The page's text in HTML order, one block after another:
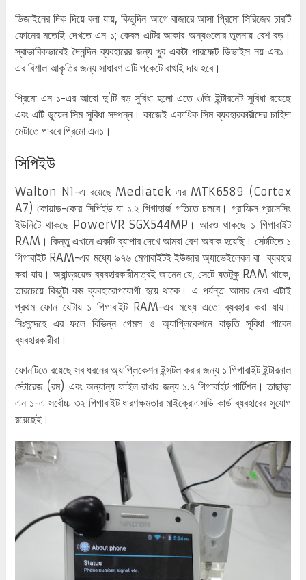
ডিজাইনের দিক দিয়ে বলা যায়, কিছুদিন আগে বাজারে আসা প্রিমো সিরিজের চারটি
ফোনের মতোই দেখতে এন ১; কেবল এটির আকার অন্যগুলোর তুলনায় বেশ বড়।
স্বাভাবিকভাবেই দৈনন্দিন ব্যবহারের জন্য খুব একটা পারফেক্ট ডিভাইস নয় এন১।
এর বিশাল আকৃতির জন্য সাধারণ এটি পকেটে রাখাই দায় হবে।
প্রিমো এন ১-এর আরো দু’টি বড় সুবিধা হলো এতে ৩জি ইন্টারনেট সুবিধা রয়েছে
এবং এটি ডুয়েল সিম সুবিধা সম্পন্ন। কাজেই একাধিক সিম ব্যবহারকারীদের চাহিদা
মেটাতে পারবে প্রিমো এন১।
সিপিইউ
Walton N1-এ রয়েছে Mediatek এর MTK6589 (Cortex
A7) কোয়াড-কোর সিপিইউ যা ১.২ গিগাহার্জ গতিতে চলবে। গ্রাফিক্স প্রসেসিং
ইউনিটে থাকছে PowerVR SGX544MP। আরও থাকছে ১ গিগাবাইট
RAM। কিন্তু এখানে একটি ব্যাপার দেখে আমরা বেশ অবাক হয়েছি। সেটটিতে ১
গিগাবাইট RAM-এর মধ্যে ৯৭৬ মেগাবাইটই ইউজার অ্যাভেইলেবল বা ব্যবহার
করা যায়। অ্যান্ড্রয়েড ব্যবহারকারীমাত্রই জানেন যে, সেটে যতটুকু RAM থাকে,
তারচেয়ে কিছুটা কম ব্যবহারোপযোগী হয়ে থাকে। এ পর্যন্ত আমার দেখা এটাই
প্রথম ফোন যেটায় ১ গিগাবাইট RAM-এর মধ্যে এতো ব্যবহার করা যায়।
নিঃসন্দেহে এর ফলে বিভিন্ন গেমস ও অ্যাপ্লিকেশনে বাড়তি সুবিধা পাবেন
ব্যবহারকারীরা।
ফোনটিতে রয়েছে সব ধরনের অ্যাপ্লিকেশন ইন্সটল করার জন্য ১ গিগাবাইট ইন্টারনাল
স্টোরেজ (রম) এবং অন্যান্য ফাইল রাখার জন্য ১.৭ গিগাবাইট পার্টিশন। তাছাড়া
এন ১-এ সর্বোচ্চ ৩২ গিগাবাইট ধারণক্ষমতার মাইক্রোএসডি কার্ড ব্যবহারের সুযোগ
রয়েছেই।